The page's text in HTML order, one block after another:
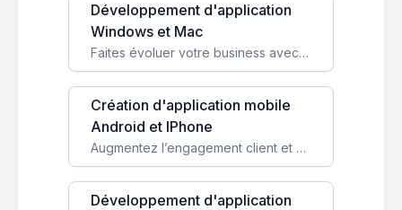
Développement d'application
Windows et Mac
Faites évoluer votre business avec des solutions logicielles personnalisées, parfaitement adaptées à vos besoins spécifiques.
Création d'application mobile
Android et IPhone
Augmentez l’engagement client et simplifiez vos processus avec une application mobile sur mesure, disponible sur iOS et Android.
Développement d'application